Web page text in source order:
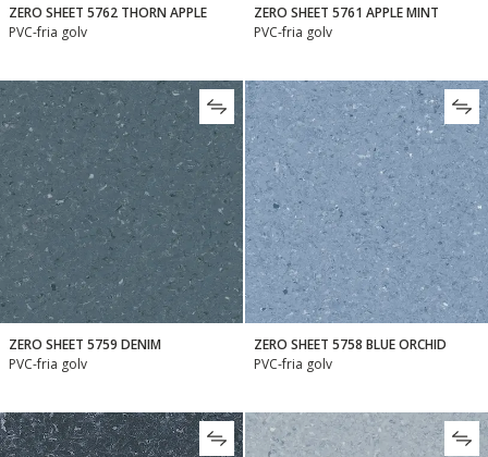
ZERO SHEET 5762 THORN APPLE
PVC-fria golv
ZERO SHEET 5761 APPLE MINT
PVC-fria golv
ZERO SHEET 5759 DENIM
PVC-fria golv
ZERO SHEET 5758 BLUE ORCHID
PVC-fria golv